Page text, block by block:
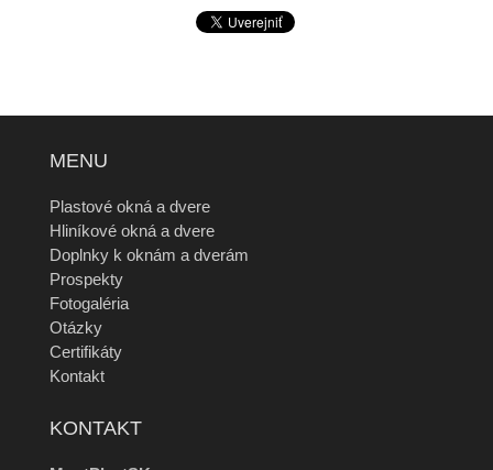
MENU
Plastové okná a dvere
Hliníkové okná a dvere
Doplnky k oknám a dverám
Prospekty
Fotogaléria
Otázky
Certifikáty
Kontakt
KONTAKT